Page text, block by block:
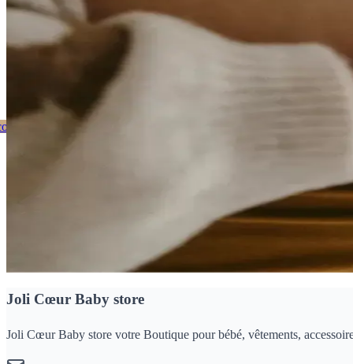
Chez Joli Coeur
notre catalogue
Nos dernières nouveautés
Joli Cœur Baby store
Joli Cœur Baby store votre Boutique pour bébé, vêtements,